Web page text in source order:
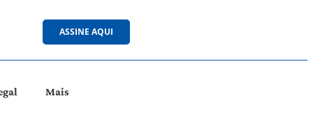
ASSINE AQUI
Mais